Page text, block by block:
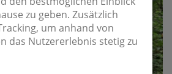
zu geben. Zusätzlich
um anhand von
das Nutzererlebnis stetig zu